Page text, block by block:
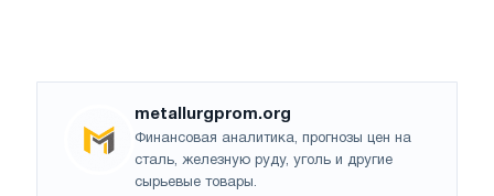
metallurgprom.org
Финансовая аналитика, прогнозы цен на
сталь, железную руду, уголь и другие
сырьевые товары.